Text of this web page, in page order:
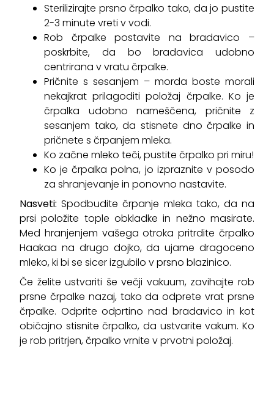
Sterilizirajte prsno črpalko tako, da jo pustite
2-3 minute vreti v vodi.
Rob črpalke postavite na bradavico –
poskrbite, da bo bradavica udobno
centrirana v vratu črpalke.
Pričnite s sesanjem – morda boste morali
nekajkrat prilagoditi položaj črpalke. Ko je
črpalka udobno nameščena, pričnite z
sesanjem tako, da stisnete dno črpalke in
pričnete s črpanjem mleka.
Ko začne mleko teči, pustite črpalko pri miru!
Ko je črpalka polna, jo izpraznite v posodo
za shranjevanje in ponovno nastavite.
Nasveti:Spodbudite črpanje mleka tako, da na
prsi položite tople obkladke in nežno masirate.
Med hranjenjem vašega otroka pritrdite črpalko
Haakaa na drugo dojko, da ujame dragoceno
mleko, ki bi se sicer izgubilo v prsno blazinico.
Če želite ustvariti še večji vakuum, zavihajte rob
prsne črpalke nazaj, tako da odprete vrat prsne
črpalke. Odprite odprtino nad bradavico in kot
običajno stisnite črpalko, da ustvarite vakum. Ko
je rob pritrjen, črpalko vrnite v prvotni položaj.